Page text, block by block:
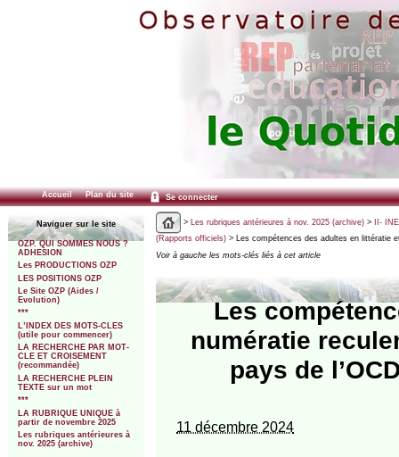
Accueil Plan du site Se connecter
Naviguer sur le site
OZP. QUI SOMMES NOUS ?
ADHESION
Les PRODUCTIONS OZP
LES POSITIONS OZP
Le Site OZP (Aides /
Evolution)
***
L’INDEX DES MOTS-CLES
(utile pour commencer)
LA RECHERCHE PAR MOT-
CLE ET CROISEMENT
(recommandée)
LA RECHERCHE PLEIN
TEXTE sur un mot
***
LA RUBRIQUE UNIQUE à
partir de novembre 2025
Les rubriques antérieures à
nov. 2025 (archive)
> Les rubriques antérieures à nov. 2025 (archive)>
II-
(Rapports officiels)> Les compétences des adultes en littératie
Voir à gauche les mots-clés liés à cet article
Les
numératie
pays de
11 décembre 2024